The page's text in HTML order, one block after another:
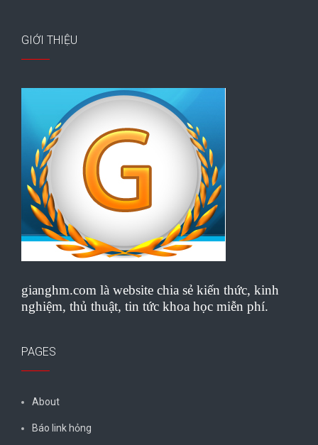
GIỚI THIỆU
gianghm.com là website chia sẻ kiến thức, kinh
nghiệm, thủ thuật, tin tức khoa học miễn phí.
PAGES
About
Báo link hỏng